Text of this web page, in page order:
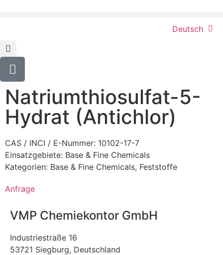
Deutsch
Natriumthiosulfat-5-
Hydrat (Antichlor)
CAS / INCI / E-Nummer: 10102-17-7
Einsatzgebiete: Base & Fine Chemicals
Kategorien: Base & Fine Chemicals, Feststoffe
Anfrage
VMP Chemiekontor GmbH
Industriestraße 16
53721 Siegburg, Deutschland